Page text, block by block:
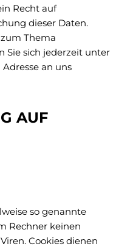
Recht auf
dieser Daten.
Thema
Sie sich jederzeit unter
an uns
AUF
so genannte
Rechner keinen
Cookies dienen